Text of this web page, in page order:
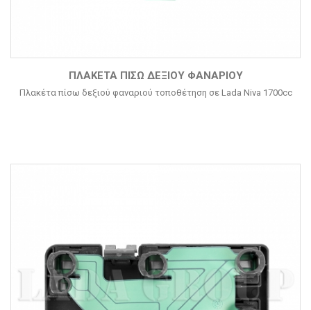
ΠΛΑΚΈΤΑ ΠΊΣΩ ΔΕΞΙΟΎ ΦΑΝΑΡΙΟΎ
Πλακέτα πίσω δεξιού φαναριού τοποθέτηση σε Lada Niva 1700cc